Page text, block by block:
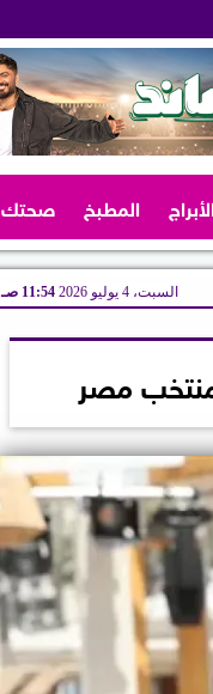
المطبخ صحتك
السبت، 4 يوليو 2026 11:54 صـ
مصر